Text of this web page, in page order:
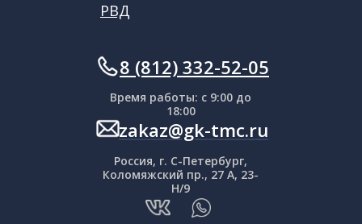
Время работы: с 9:00 до
18:00
Россия, г. С-Петербург,
Коломяжский пр., 27 А, 23-
Н/9
zakaz@gk-tmc.ru
ㅤㅤ8 (812) 332-52-05
РВД